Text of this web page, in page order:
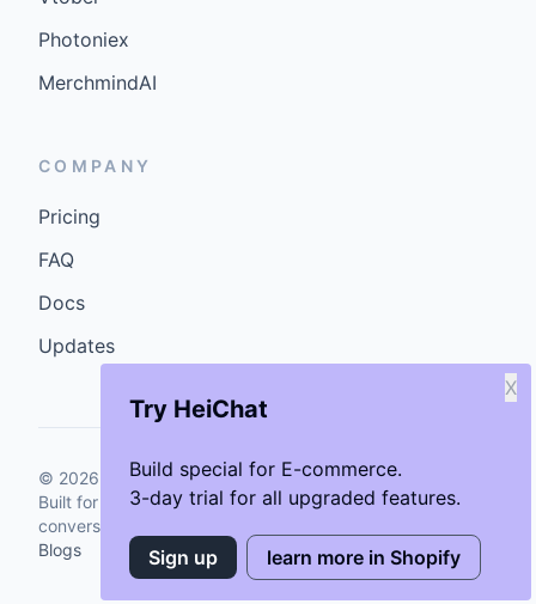
Try HeiChat
Build special for E-commerce.
3-day trial for all upgraded features.
X
Sign up learn more in Shopify
Photoniex
MerchmindAI
COMPANY
Pricing
FAQ
Docs
Updates
© 2026 GenCybers Inc. All rights reserved.
Built for storefronts that want faster answers and cleaner
conversions.
Blogs